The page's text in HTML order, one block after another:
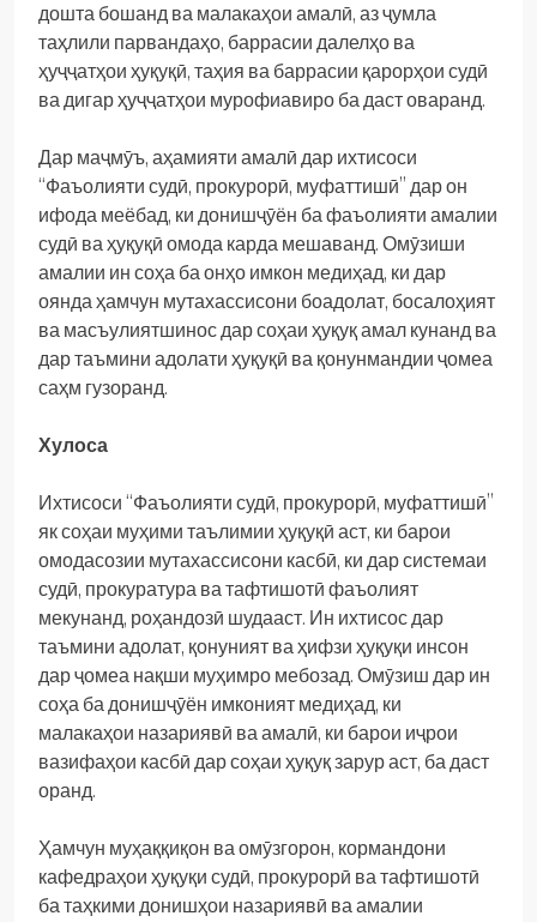
дошта бошанд ва малакаҳои амалӣ, аз ҷумла
таҳлили парвандаҳо, баррасии далелҳо ва
ҳуҷҷатҳои ҳуқуқӣ, таҳия ва баррасии қарорҳои судӣ
ва дигар ҳуҷҷатҳои мурофиавиро ба даст оваранд.
Дар маҷмӯъ, аҳамияти амалӣ дар ихтисоси
“Фаъолияти судӣ, прокурорӣ, муфаттишӣ” дар он
ифода меёбад, ки донишҷӯён ба фаъолияти амалии
судӣ ва ҳуқуқӣ омода карда мешаванд. Омӯзиши
амалии ин соҳа ба онҳо имкон медиҳад, ки дар
оянда ҳамчун мутахассисони боадолат, босалоҳият
ва масъулиятшинос дар соҳаи ҳуқуқ амал кунанд ва
дар таъмини адолати ҳуқуқӣ ва қонунмандии ҷомеа
саҳм гузоранд.
Хулоса
Ихтисоси “Фаъолияти судӣ, прокурорӣ, муфаттишӣ”
як соҳаи муҳими таълимии ҳуқуқӣ аст, ки барои
омодасозии мутахассисони касбӣ, ки дар системаи
судӣ, прокуратура ва тафтишотӣ фаъолият
мекунанд, роҳандозӣ шудааст. Ин ихтисос дар
таъмини адолат, қонуният ва ҳифзи ҳуқуқи инсон
дар ҷомеа нақши муҳимро мебозад. Омӯзиш дар ин
соҳа ба донишҷӯён имконият медиҳад, ки
малакаҳои назариявӣ ва амалӣ, ки барои иҷрои
вазифаҳои касбӣ дар соҳаи ҳуқуқ зарур аст, ба даст
оранд.
Ҳамчун муҳаққиқон ва омӯзгорон, кормандони
кафедраҳои ҳуқуқи судӣ, прокурорӣ ва тафтишотӣ
ба таҳкими донишҳои назариявӣ ва амалии